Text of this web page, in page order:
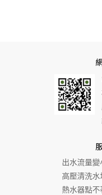
出水流量變
高壓清洗水
熱水器點不